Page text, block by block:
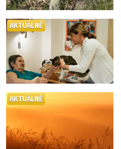
AKTUÁLNĚ
AKTUÁLNĚ